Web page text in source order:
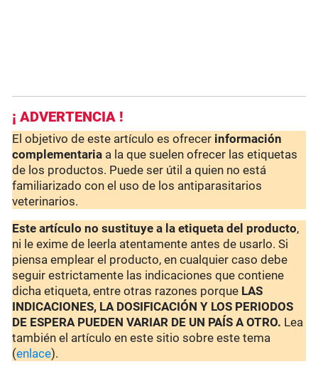
¡ ADVERTENCIA !
El objetivo de este artículo es ofrecer información
complementaria a la que suelen ofrecer las etiquetas
de los productos. Puede ser útil a quien no está
familiarizado con el uso de los antiparasitarios
veterinarios.
Este artículo no sustituye a la etiqueta del producto,
ni le exime de leerla atentamente antes de usarlo. Si
piensa emplear el producto, en cualquier caso debe
seguir estrictamente las indicaciones que contiene
dicha etiqueta, entre otras razones porque LAS
INDICACIONES, LA DOSIFICACIÓN Y LOS PERIODOS
DE ESPERA PUEDEN VARIAR DE UN PAÍS A OTRO. Lea
también el artículo en este sitio sobre este tema
(enlace).